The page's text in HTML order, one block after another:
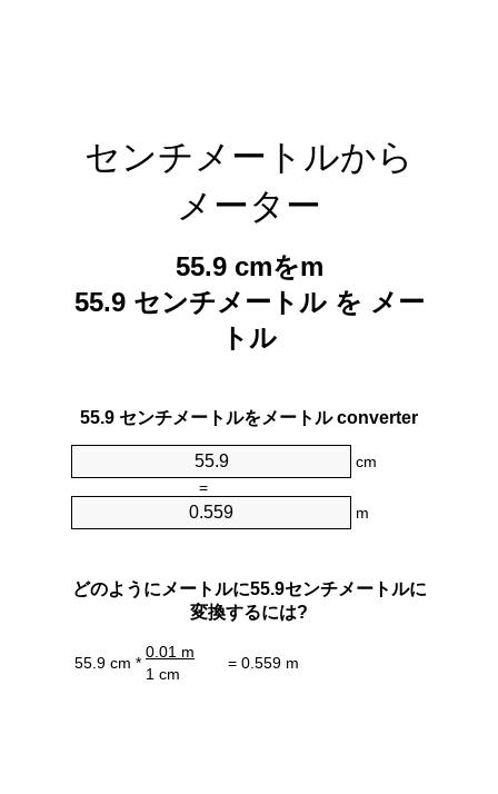
センチメートルから
メーター
55.9 cmをm
55.9 センチメートル を メー
トル
55.9 センチメートルをメートル converter
cm
=
m
どのようにメートルに55.9センチメートルに
変換するには?
55.9 cm *
0.01 m
= 0.559 m
1 cm